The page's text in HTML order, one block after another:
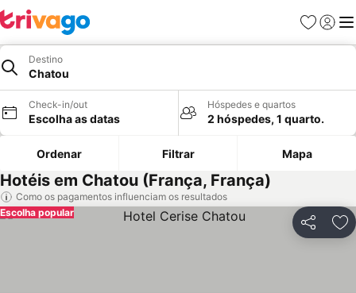
Favoritos
Iniciar
Destino
Chatou
Check-in/out
Escolha as datas
Hóspedes e quartos
2 hóspedes, 1 quarto.
Ordenar Filtrar Mapa
Hotéis em Chatou (França, França)
Como os pagamentos influenciam os resultados
Partilhar
Escolha popular